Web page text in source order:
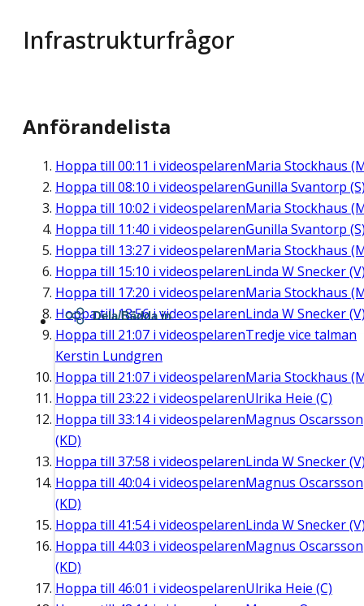
Infrastrukturfrågor
Anförandelista
Hoppa till 00:11 i videospelarenMaria Stockhaus
Hoppa till 08:10 i videospelarenGunilla Svantorp
Hoppa till 10:02 i videospelarenMaria Stockhaus
Hoppa till 11:40 i videospelarenGunilla Svantorp
Hoppa till 13:27 i videospelarenMaria Stockhaus
Hoppa till 15:10 i videospelarenLinda W Snecker
Hoppa till 17:20 i videospelarenMaria Stockhaus
Hoppa till18:56i videospelarenLinda W Snecker
Hoppa till 21:07 i videospelarenTredje vice talman
Kerstin Lundgren
Hoppa till 21:07 i videospelarenMaria Stockhaus
Hoppa till 23:22 i videospelarenUlrika Heie (C)
Hoppa till 33:14i videospelarenMagnus Oscarsson
(KD)
Hoppa till 37:58 i videospelarenLinda W Snecker
Hoppa till 40:04i videospelarenMagnus Oscarsson
(KD)
Hoppa till 41:54i videospelarenLinda W Snecker
Hoppa till 44:03 i videospelarenMagnus Oscarsson
(KD)
Hoppa till 46:01 i videospelarenUlrika Heie (C)
Dela/Bädda in